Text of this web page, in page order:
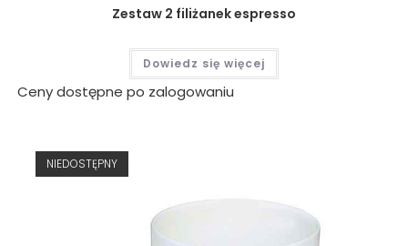
Zestaw 2 filiżanek espresso
Dowiedz się więcej
Ceny dostępne po zalogowaniu
NIEDOSTĘPNY